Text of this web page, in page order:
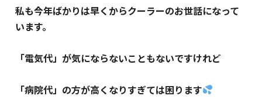
私も今年ばかりは早くからクーラーのお世話になって
います。
「電気代」が気にならないこともないですけれど
「病院代」の方が高くなりすぎては困ります